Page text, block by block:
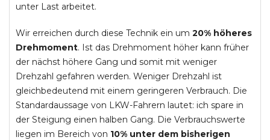
unter Last arbeitet.
Wir erreichen durch diese Technik ein um 20% höheres
Drehmoment. Ist das Drehmoment höher kann früher
der nächst höhere Gang und somit mit weniger
Drehzahl gefahren werden. Weniger Drehzahl ist
gleichbedeutend mit einem geringeren Verbrauch. Die
Standardaussage von LKW-Fahrern lautet: ich spare in
der Steigung einen halben Gang. Die Verbrauchswerte
liegen im Bereich von 10% unter dem bisherigen